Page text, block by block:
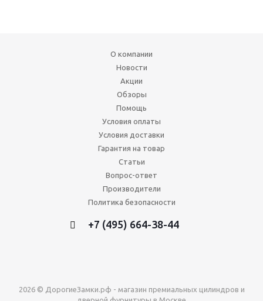
О компании
Новости
Акции
Обзоры
Помощь
Условия оплаты
Условия доставки
Гарантия на товар
Статьи
Вопрос-ответ
Производители
Политика безопасности
+7 (495) 664-38-44
2026 © ДорогиеЗамки.рф - магазин премиальных цилиндров и